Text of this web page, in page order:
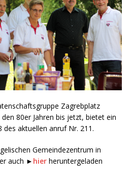
Zagrebplatz
80er Jahren bis jetzt, bietet ein
aktuellen anruf Nr. 211.
Gemeindezentrum in
auch ► hier heruntergeladen